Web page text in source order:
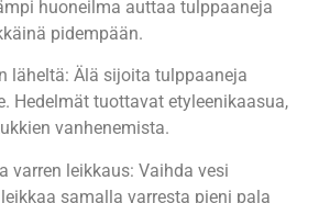
huoneilma auttaa tulppaaneja
pidempään.
läheltä: Älä sijoita tulppaaneja
Hedelmät tuottavat etyleenikaasua,
vanhenemista.
varren leikkaus: Vaihda vesi
samalla varresta pieni pala